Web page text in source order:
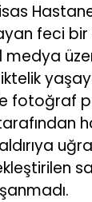
feci bir
medya
fotoğraf